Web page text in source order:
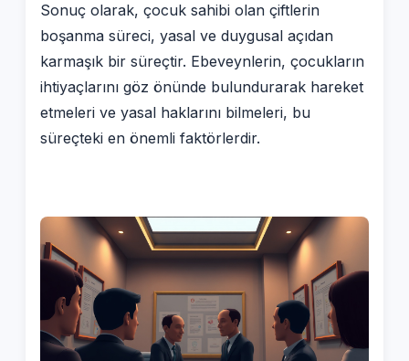
Sonuç olarak, çocuk sahibi olan çiftlerin
boşanma süreci, yasal ve duygusal açıdan
karmaşık bir süreçtir. Ebeveynlerin, çocukların
ihtiyaçlarını göz önünde bulundurarak hareket
etmeleri ve yasal haklarını bilmeleri, bu
süreçteki en önemli faktörlerdir.